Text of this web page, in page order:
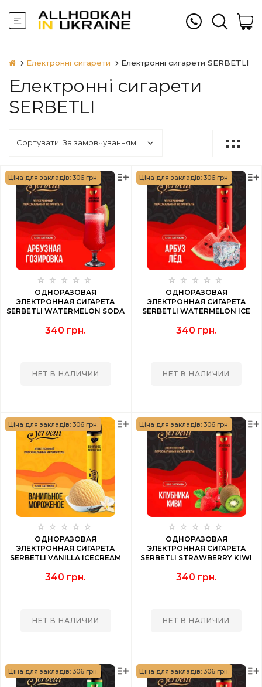
Електронні сигарети Електронні сигарети SERBETLI
Електронні сигарети
SERBETLI
Ціна для закладів: 306 грн.
ОДНОРАЗОВАЯ
ЭЛЕКТРОННАЯ СИГАРЕТА
SERBETLI WATERMELON SODA
PUFF
340 грн.
НЕТ В НАЛИЧИИ
Ціна для закладів: 306 грн.
ОДНОРАЗОВАЯ
ЭЛЕКТРОННАЯ СИГАРЕТА
SERBETLI WATERMELON ICE
340 грн.
НЕТ В НАЛИЧИИ
Ціна для закладів: 306 грн.
ОДНОРАЗОВАЯ
ЭЛЕКТРОННАЯ СИГАРЕТА
SERBETLI VANILLA ICECREAM
1200 PUFF
340 грн.
НЕТ В НАЛИЧИИ
Ціна для закладів: 306 грн.
ОДНОРАЗОВАЯ
ЭЛЕКТРОННАЯ СИГАРЕТА
SERBETLI STRAWBERRY KIWI
340 грн.
НЕТ В НАЛИЧИИ
Ціна для закладів: 306 грн. Ціна для закладів: 306 грн.